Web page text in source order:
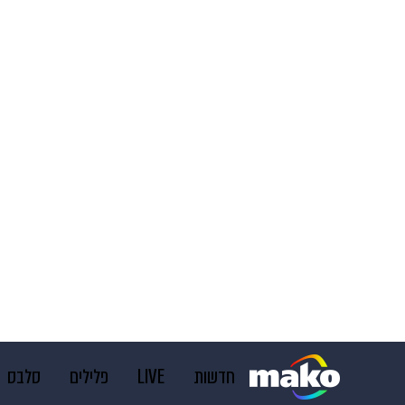
חדשות LIVE פלילים סלבס